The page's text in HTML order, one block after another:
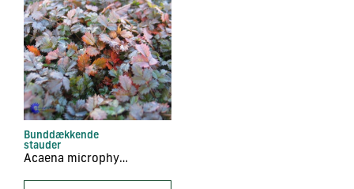
Bunddækkende
stauder
Acaena microphylla ‘Kupferteppich’